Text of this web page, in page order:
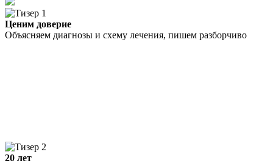
Ценим доверие
Объясняем диагнозы и схему лечения, пишем разборчиво
20 лет